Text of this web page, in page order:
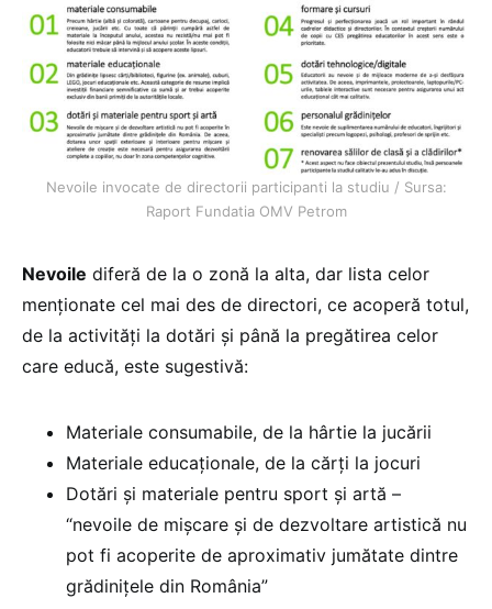
Nevoile invocate de directorii participanti la studiu / Sursa:
Raport Fundatia OMV Petrom
Nevoile diferă de la o zonă la alta, dar lista celor
menționate cel mai des de directori, ce acoperă totul,
de la activități la dotări și până la pregătirea celor
care educă, este sugestivă:
Materiale consumabile, de la hârtie la jucării
Materiale educaționale, de la cărți la jocuri
Dotări și materiale pentru sport și artă –
“nevoile de mișcare și de dezvoltare artistică nu
pot fi acoperite de aproximativ jumătate dintre
grădinițele din România”